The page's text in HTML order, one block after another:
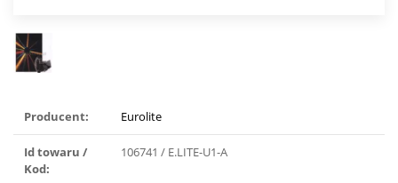
Producent: Eurolite
Id towaru /
Kod:
106741 / E.LITE-U1-A